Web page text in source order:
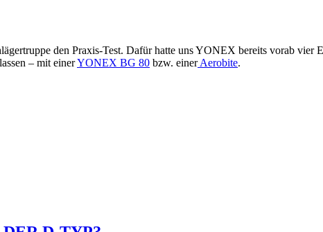
den Praxis-Test. Dafür hatte uns YONEX bereits vorab vier
– mit einerYONEX BG 80 bzw. einerAerobite.